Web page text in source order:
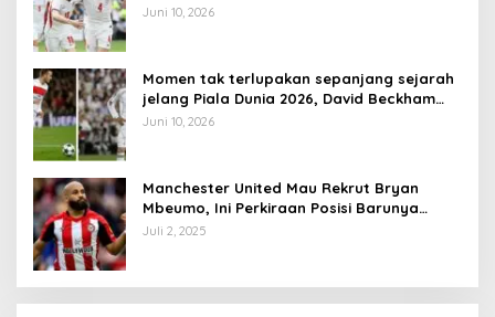
Juni 10, 2026
Momen tak terlupakan sepanjang sejarah
jelang Piala Dunia 2026, David Beckham
pernah dapat kartu merah
Juni 10, 2026
Manchester United Mau Rekrut Bryan
Mbeumo, Ini Perkiraan Posisi Barunya
dalam Skema Ruben Amorim
Juli 2, 2025